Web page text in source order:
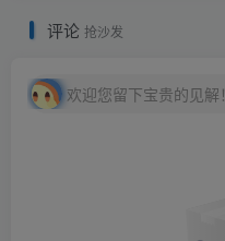
评论 抢沙发
欢迎您留下宝贵的见解！